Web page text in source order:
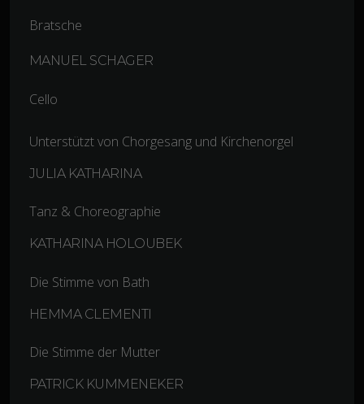
Bratsche
MANUEL SCHAGER
Cello
Unterstützt von Chorgesang und Kirchenorgel
JULIA KATHARINA
Tanz & Choreographie
KATHARINA HOLOUBEK
Die Stimme von Bath
HEMMA CLEMENTI
Die Stimme der Mutter
PATRICK KUMMENEKER